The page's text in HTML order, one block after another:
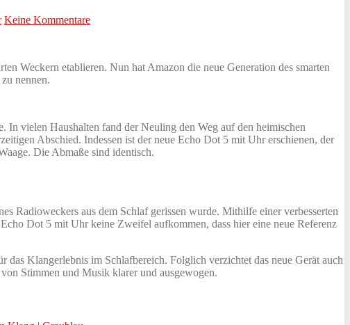
Keine Kommentare
Weckern etablieren. Nun hat Amazon die neue Generation des smarten
nennen.
In vielen Haushalten fand der Neuling den Weg auf den heimischen
Abschied. Indessen ist der neue Echo Dot 5 mit Uhr erschienen, der
Die Abmaße sind identisch.
Radioweckers aus dem Schlaf gerissen wurde. Mithilfe einer verbesserten
Dot 5 mit Uhr keine Zweifel aufkommen, dass hier eine neue Referenz
Klangerlebnis im Schlafbereich. Folglich verzichtet das neue Gerät auch
Stimmen und Musik klarer und ausgewogen.